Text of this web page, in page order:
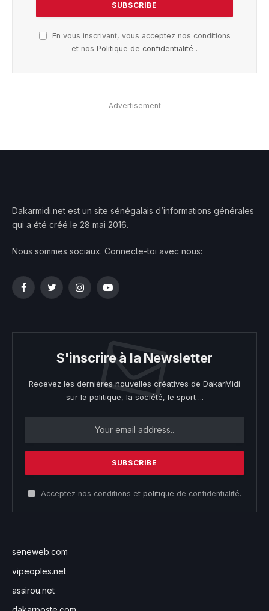
En vous inscrivant, vous acceptez nos conditions
et nos Politique de confidentialité .
Advertisement
Dakarmidi.net est un site sénégalais d’informations générales
qui a été créé le 28 mai 2016.
Nous sommes sociaux. Connecte-toi avec nous:
FacebookTwitterInstagramYouTube
S'inscrire à la Newsletter
Recevez les dernières nouvelles créatives de DakarMidi
sur la politique, la société, le sport ...
Acceptez nos conditions et politique de confidentialité.
seneweb.com
vipeoples.net
assirou.net